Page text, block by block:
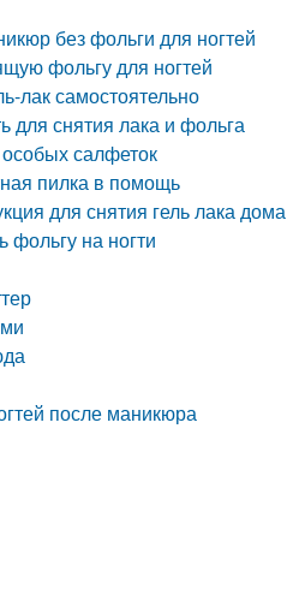
без фольги для ногтей
фольгу для ногтей
лак самостоятельно
для снятия лака и фольга
салфеток
пилка в помощь
для снятия гель лака дома
фольгу на ногти
после маникюра